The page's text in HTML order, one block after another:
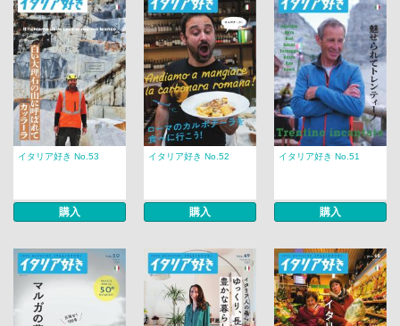
イタリア好き No.53
購入
イタリア好き No.52
購入
イタリア好き No.51
購入